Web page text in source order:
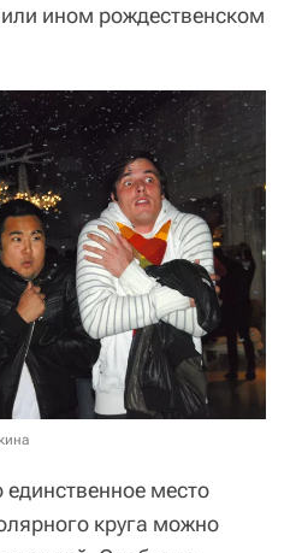
ином рождественском
место
круга можно